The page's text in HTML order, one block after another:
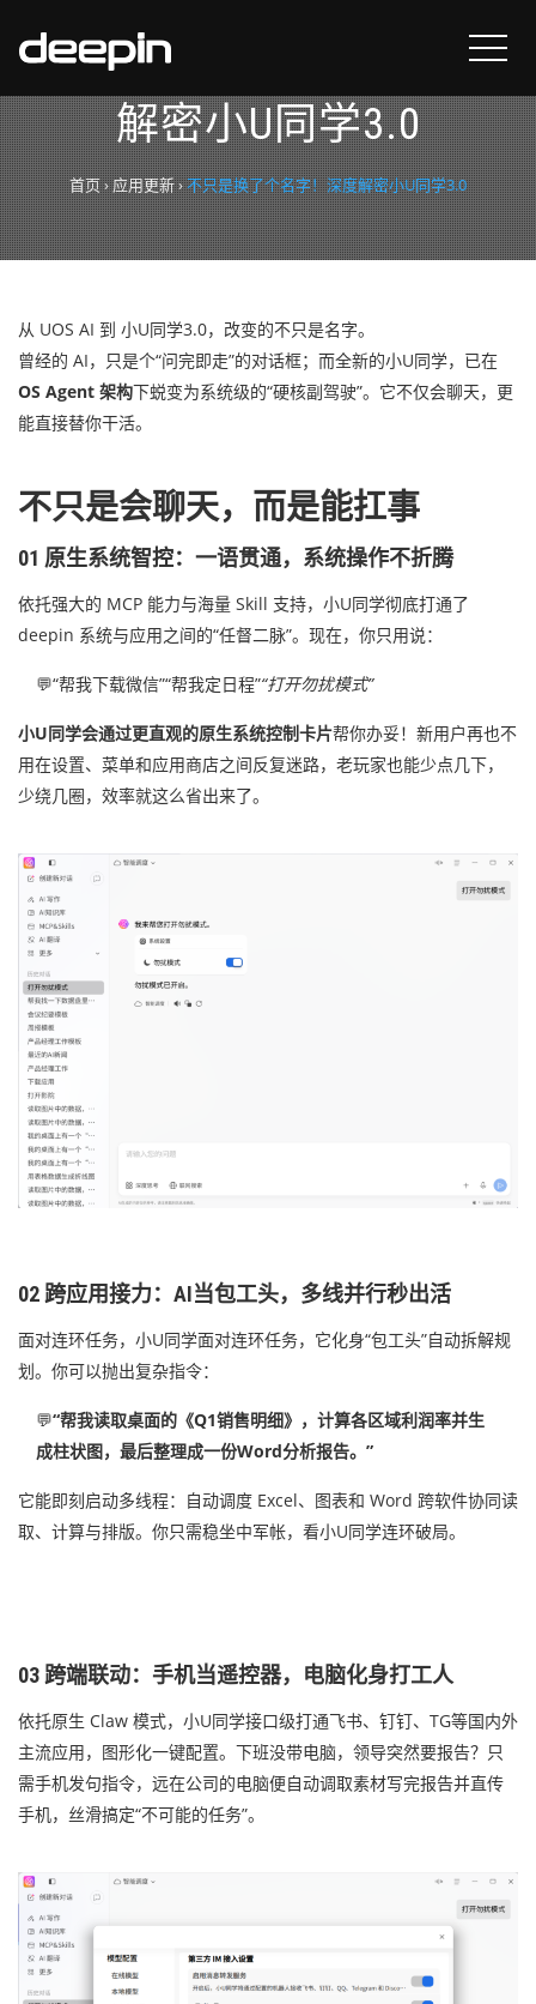
不只是换了个名字！深度
解密小U同学3.0
首页 ›应用更新›不只是换了个名字！深度解密小U同学3.0
从 UOS AI 到 小U同学3.0，改变的不只是名字。
曾经的 AI，只是个“问完即走”的对话框；而全新的小U同学，已在
OS Agent 架构下蜕变为系统级的“硬核副驾驶”。它不仅会聊天，更
能直接替你干活。
不只是会聊天，而是能扛事
01 原生系统智控：一语贯通，系统操作不折腾
依托强大的 MCP 能力与海量 Skill 支持，小U同学彻底打通了
deepin 系统与应用之间的“任督二脉”。现在，你只用说：
💬“帮我下载微信”“帮我定日程”“打开勿扰模式”
小U同学会通过更直观的原生系统控制卡片帮你办妥！新用户再也不
用在设置、菜单和应用商店之间反复迷路，老玩家也能少点几下，
少绕几圈，效率就这么省出来了。
02 跨应用接力：AI当包工头，多线并行秒出活
面对连环任务，小U同学面对连环任务，它化身“包工头”自动拆解规
划。你可以抛出复杂指令：
💬“帮我读取桌面的《Q1销售明细》，计算各区域利润率并生
成柱状图，最后整理成一份Word分析报告。”
它能即刻启动多线程：自动调度 Excel、图表和 Word 跨软件协同读
取、计算与排版。你只需稳坐中军帐，看小U同学连环破局。
03 跨端联动：手机当遥控器，电脑化身打工人
依托原生 Claw 模式，小U同学接口级打通飞书、钉钉、TG等国内外
主流应用，图形化一键配置。下班没带电脑，领导突然要报告？只
需手机发句指令，远在公司的电脑便自动调取素材写完报告并直传
手机，丝滑搞定“不可能的任务”。